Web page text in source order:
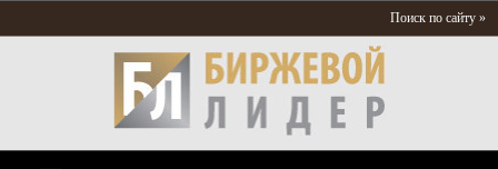
Поиск по сайту »